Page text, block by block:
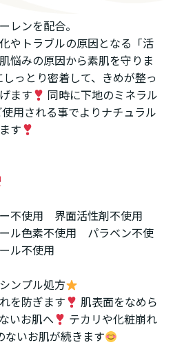
レンを配合。
やトラブルの原因となる「活
悩みの原因から素肌を守りま
っとり密着して、きめが整っ
ます
同時に下地のミネラル
用される事でよりナチュラル
す
不使用 界面活性剤不使用
ル色素不使用 パラベン不使
ル不使用
ンプル処方
を防ぎます
肌表面をなめら
いお肌へ
テカリや化粧崩れ
ないお肌が続きます